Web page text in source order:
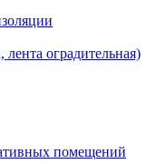
оградительная)
помещений